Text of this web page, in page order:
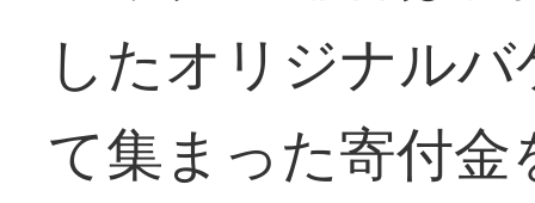
したオリジナル
て集まった寄付